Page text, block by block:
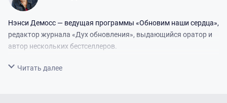
Нэнси Демосс — ведущая программы «Обновим наши сердца»,
редактор журнала «Дух обновления», выдающийся оратор и
автор нескольких бестселлеров.
Свернуть
Читать далее